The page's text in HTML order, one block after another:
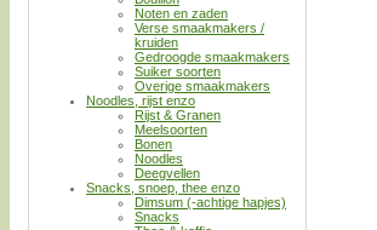
Noten en zaden
Verse smaakmakers /
kruiden
Gedroogde smaakmakers
Suiker soorten
Overige smaakmakers
Noodles, rijst enzo
Rijst & Granen
Meelsoorten
Bonen
Noodles
Deegvellen
Snacks, snoep, thee enzo
Dimsum (-achtige hapjes)
Snacks